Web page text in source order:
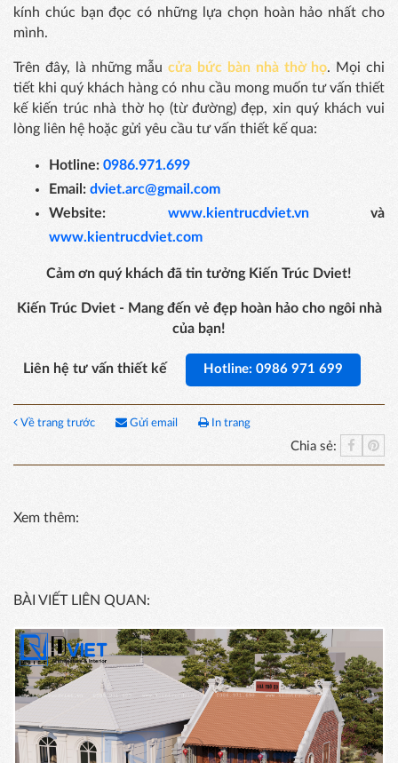
kính chúc bạn đọc có những lựa chọn hoàn hảo nhất cho
mình.
Trên đây, là những mẫucửa bức bàn nhà thờ họ. Mọi chi
tiết khi quý khách hàng có nhu cầu mong muốn tư vấn thiết
kế kiến trúc nhà thờ họ (từ đường) đẹp, xin quý khách vui
lòng liên hệ hoặc gửi yêu cầu tư vấn thiết kế qua:
Hotline: 0986.971.699
Email: dviet.arc@gmail.com
Website: www.kientrucdviet.vnvà
www.kientrucdviet.com
Cảm ơn quý khách đã tin tưởng Kiến Trúc Dviet!
Kiến Trúc Dviet - Mang đến vẻ đẹp hoàn hảo cho ngôi nhà
của bạn!
Liên hệ tư vấn thiết kế Hotline: 0986 971 699
Về trang trước Gửi email In trang
Chia sẻ:
Xem thêm:
BÀI VIẾT LIÊN QUAN: